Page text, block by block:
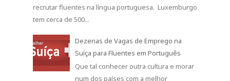
recrutar fluentes na língua portuguesa. Luxemburgo
tem cerca de 500...
Dezenas de Vagas de Emprego na
Suíça para Fluentes em Português
Que tal conhecer outra cultura e morar
num dos países com a melhor